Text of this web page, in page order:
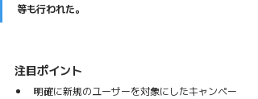
等も行われた。
注目ポイント
明確に新規のユーザーを対象にしたキャンペー